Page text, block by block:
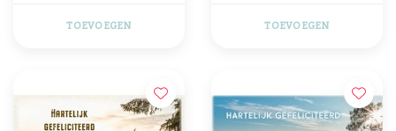
TOEVOEGEN TOEVOEGEN